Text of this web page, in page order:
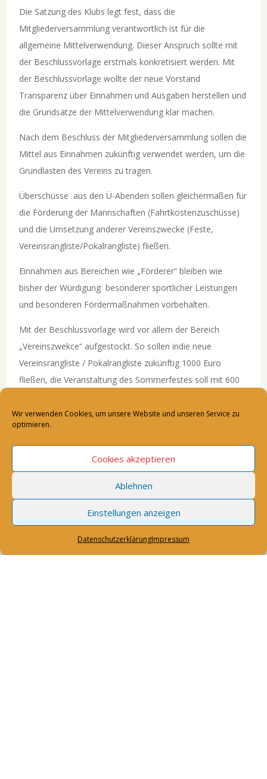
Wir verwenden Cookies, um unsere Website und unseren Service zu
optimieren.
Cookies akzeptieren
Ablehnen
Einstellungen anzeigen
DatenschutzerklärungImpressum
Die Satzung des Klubs legt fest, dass die
Mitgliederversammlung verantwortlich ist für die
allgemeine Mittelverwendung. Dieser Anspruch sollte mit
der Beschlussvorlage erstmals konkretisiert werden. Mit
der Beschlussvorlage wollte der neue Vorstand
Transparenz über Einnahmen und Ausgaben herstellen und
die Grundsätze der Mittelverwendung klar machen.
Nach dem Beschluss der Mitgliederversammlung sollen die
Mittel aus Einnahmen zukünftig verwendet werden, um die
Grundlasten des Vereins zu tragen.
Überschüsse aus den Ü-Abenden sollen gleichermaßen für
die Förderung der Mannschaften (Fahrtkostenzuschüsse)
und die Umsetzung anderer Vereinszwecke (Feste,
Vereinsrangliste/Pokalrangliste) fließen.
Einnahmen aus Bereichen wie „Förderer“ bleiben wie
bisher der Würdigung besonderer sportlicher Leistungen
und besonderen Fördermaßnahmen vorbehalten.
Mit der Beschlussvorlage wird vor allem der Bereich
„Vereinszwekce“ aufgestockt. So sollen indie neue
Vereinsrangliste / Pokalrangliste zukünftig 1000 Euro
fließen, die Veranstaltung des Sommerfestes soll mit 600
Aufgabe des Vorstandes ist es nun, vor dem Hintergrund